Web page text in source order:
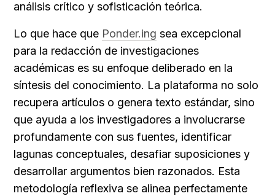
análisis crítico y sofisticación teórica.
Lo que hace que Ponder.ing sea excepcional
para la redacción de investigaciones
académicas es su enfoque deliberado en la
síntesis del conocimiento. La plataforma no solo
recupera artículos o genera texto estándar, sino
que ayuda a los investigadores a involucrarse
profundamente con sus fuentes, identificar
lagunas conceptuales, desafiar suposiciones y
desarrollar argumentos bien razonados. Esta
metodología reflexiva se alinea perfectamente